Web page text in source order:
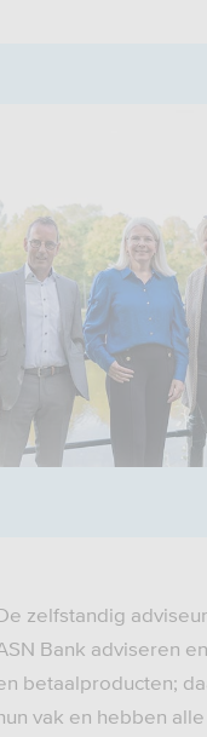
zelfstandig
Bank adviseren
betaalproducten;
vak en hebben